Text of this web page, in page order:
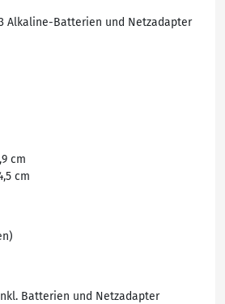
Alkaline-Batterien und Netzadapter
cm
cm
Batterien und Netzadapter